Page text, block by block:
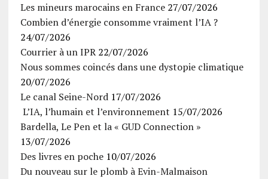
Les mineurs marocains en France 27/07/2026
Combien d’énergie consomme vraiment l’IA ?
24/07/2026
Courrier à un IPR 22/07/2026
Nous sommes coincés dans une dystopie climatique
20/07/2026
Le canal Seine-Nord 17/07/2026
L’IA, l’humain et l’environnement 15/07/2026
Bardella, Le Pen et la « GUD Connection »
13/07/2026
Des livres en poche 10/07/2026
Du nouveau sur le plomb à Evin-Malmaison